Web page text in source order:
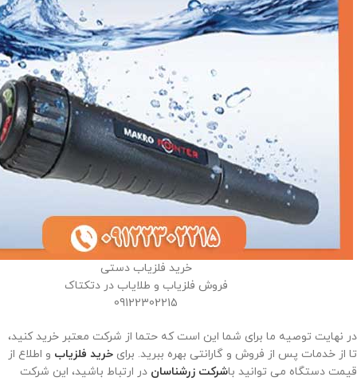
خرید فلزیاب دستی
فروش فلزیاب و طلایاب در دتکتاک
09122302215
در نهایت توصیه ما برای شما این است که حتما از شرکت معتبر خرید کنید،
تا از خدمات پس از فروش و گارانتی بهره ببرید. برای خرید فلزیاب و اطلاع از
قیمت دستگاه می توانید باشرکت زرشناسان در ارتباط باشید، این شرکت